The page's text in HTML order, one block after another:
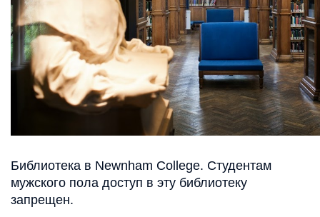
Библиотека в Newnham College. Студентам
мужского пола доступ в эту библиотеку
запрещен.